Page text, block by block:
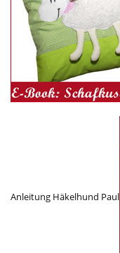
Anleitung Häkelhund Paul